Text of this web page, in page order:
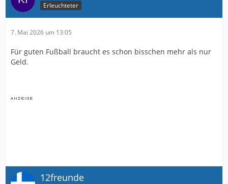
Erleuchteter
7. Mai 2026 um 13:05
Für guten Fußball braucht es schon bisschen mehr als nur
Geld.
12freunde